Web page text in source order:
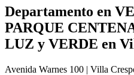
Departamento en
PARQUE
LUZ y VERDE en
Avenida Warnes 100 | Villa